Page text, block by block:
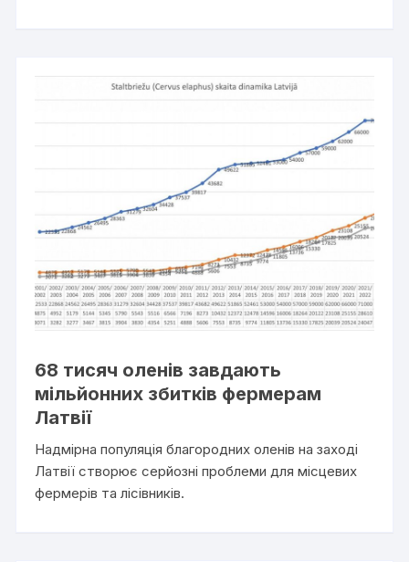
68 тисяч оленів завдають
мільйонних збитків фермерам
Латвії
Надмірна популяція благородних оленів на заході
Латвії створює серйозні проблеми для місцевих
фермерів та лісівників.